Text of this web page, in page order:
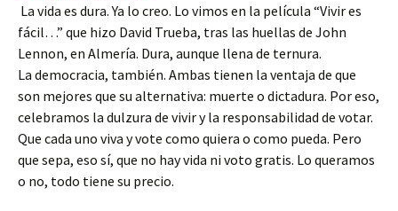
La vida es dura. Ya lo creo. Lo vimos en la película “Vivir es
fácil…” que hizo David Trueba, tras las huellas de John
Lennon, en Almería. Dura, aunque llena de ternura.
La democracia, también. Ambas tienen la ventaja de que
son mejores que su alternativa: muerte o dictadura. Por eso,
celebramos la dulzura de vivir y la responsabilidad de votar.
Que cada uno viva y vote como quiera o como pueda. Pero
que sepa, eso sí, que no hay vida ni voto gratis. Lo queramos
o no, todo tiene su precio.